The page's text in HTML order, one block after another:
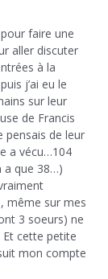
faire une
aller discuter
à la
j’ai eu le
sur leur
de Francis
pensais de leur
a vécu…104
a que 38…)
même sur mes
3 soeurs) ne
Et cette petite
mon compte